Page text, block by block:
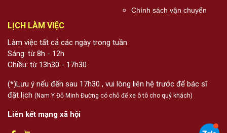
Chính sách vận chuyển
LỊCH LÀM VIỆC
Làm việc tất cả các ngày trong tuần
Sáng: từ 8h - 12h
Chiều: từ 13h30 - 17h30
(*)Lưu ý nếu đến sau 17h30 , vui lòng liên hệ trước để bác sĩ
đặt lịch (Nam Y Đỗ Minh Đường có chỗ để xe ô tô cho quý khách)
Liên kết mạng xã hội